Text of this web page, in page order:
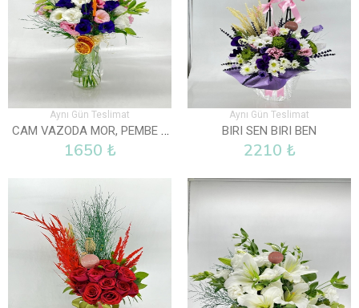
Aynı Gün Teslimat
CAM VAZODA MOR, PEMBE VE BEYAZ LISYANTUS
1650 ₺
Aynı Gün Teslimat
BIRI SEN BIRI BEN
2210 ₺